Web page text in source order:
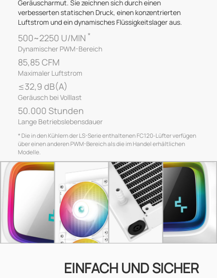
Geräuscharmut. Sie zeichnen sich durch einen
verbesserten statischen Druck, einen konzentrierten
Luftstrom und ein dynamisches Flüssigkeitslager aus.
500~2250 U/MIN*
Dynamischer PWM-Bereich
85,85 CFM
Maximaler Luftstrom
≤32,9 dB(A)
Geräusch bei Volllast
50.000 Stunden
Lange Betriebslebensdauer
* Die in den Kühlern der LS-Serie enthaltenen FC120-Lüfter verfügen
über einen anderen PWM-Bereich als die im Handel erhältlichen
Modelle.
EINFACH UND SICHER